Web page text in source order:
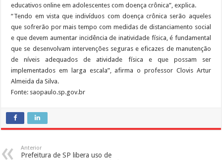
educativos online em adolescentes com doença crônica”, explica.
“Tendo em vista que indivíduos com doença crônica serão aqueles
que sofrerão por mais tempo com medidas de distanciamento social
e que devem aumentar incidência de inatividade física, é fundamental
que se desenvolvam intervenções seguras e eficazes de manutenção
de níveis adequados de atividade física e que possam ser
implementados em larga escala”, afirma o professor Clovis Artur
Almeida da Silva.
Fonte: saopaulo.sp.gov.br
Anterior
Prefeitura de SP libera uso de